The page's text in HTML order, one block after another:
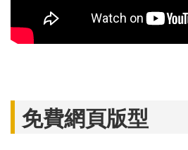
免費網頁版型